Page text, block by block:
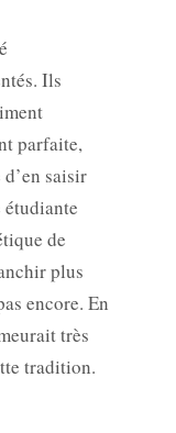
Ils
parfaite,
saisir
de
plus
encore. En
très
tradition.